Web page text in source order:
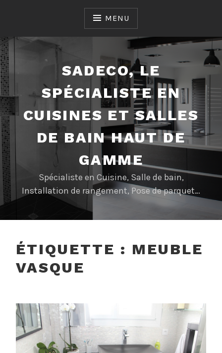
MENU
SADECO, LE
SPÉCIALISTE EN
CUISINES ET SALLES
DE BAIN HAUT DE
GAMME
Spécialiste en Cuisine, Salle de bain,
Installation de rangement, Pose de parquet…
ÉTIQUETTE : MEUBLE
VASQUE